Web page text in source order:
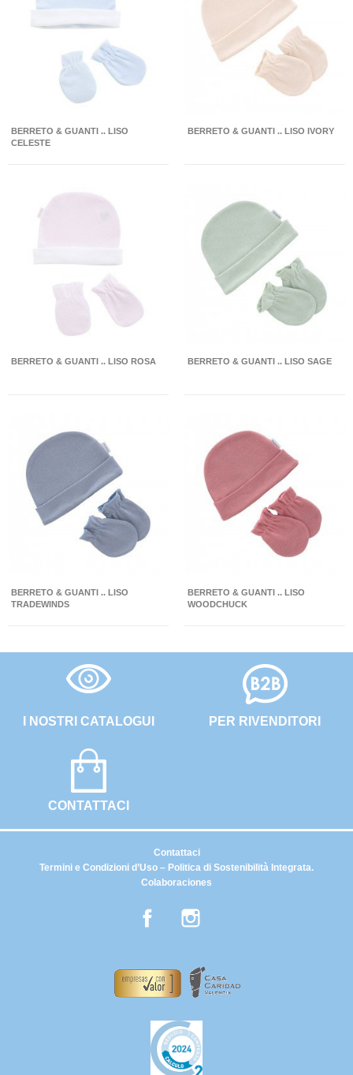
BERRETO & GUANTI .. LISO
CELESTE
BERRETO & GUANTI .. LISO IVORY
BERRETO & GUANTI .. LISO ROSA BERRETO & GUANTI .. LISO SAGE
BERRETO & GUANTI .. LISO
TRADEWINDS
BERRETO & GUANTI .. LISO
WOODCHUCK
I NOSTRI CATALOGUI
CONTATTACI
PER RIVENDITORI
Termini e Condizioni d’Uso – Politica di Sostenibilità Integrata.
Colaboraciones
Contattaci
Facebook